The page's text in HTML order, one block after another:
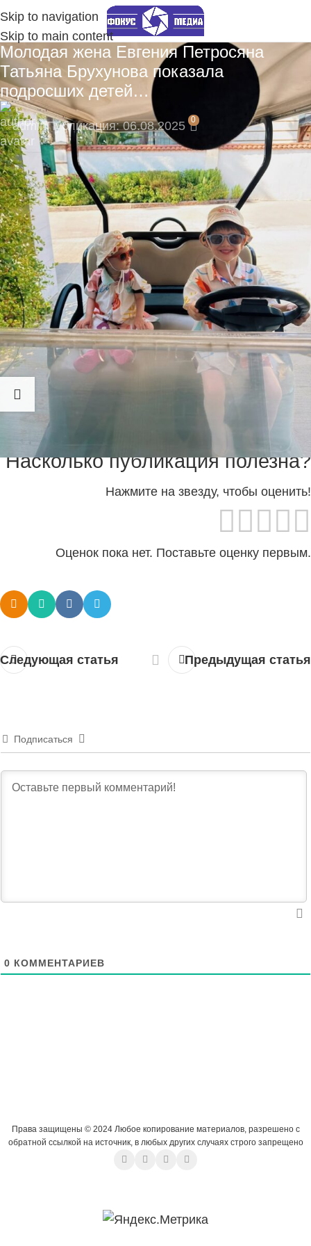
Skip to navigation
Skip to main content
Молодая жена Евгения Петросяна
Татьяна Брухунова показала
подросших детей…
adminПубликация: 06.08.2025 0
🚀 Станьте частью нашего канала с самого
начала!
Подпишитесь на наш Telegram-канал, там
моментальные уведомления:
https://t.me/fokmedia
Молодая жена Евгения Петросяна Татьяна
Брухунова показала подросших детей юмориста —
Вагана и Матильду. Фото сделаны во время их
семейного отпуска.
Насколько публикация полезна?
Нажмите на звезду, чтобы оценить!
Оценок пока нет. Поставьте оценку первым.
Следующая статья Предыдущая статья
Подписаться
0 КОММЕНТАРИЕВ
Права защищены © 2024 Любое копирование материалов, разрешено с
обратной ссылкой на источник, в любых других случаях строго запрещено